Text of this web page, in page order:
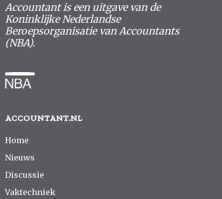
Accountant is een uitgave van de
Koninklijke Nederlandse
Beroepsorganisatie van Accountants
(NBA).
ACCOUNTANT.NL
Home
Nieuws
Discussie
Vaktechniek